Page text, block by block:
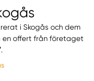
i Skogås och dem
en offert från företaget
.